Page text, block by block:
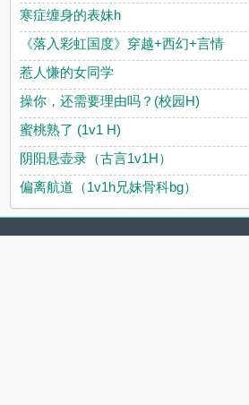
寒症缠身的表妹h
《落入彩虹国度》穿越+西幻+言情
惹人慊的女同学
操你，还需要理由吗？(校园H)
蜜桃熟了 (1v1 H)
阴阳悬壶录（古言1v1H）
偏离航道（1v1h兄妹骨科bg）